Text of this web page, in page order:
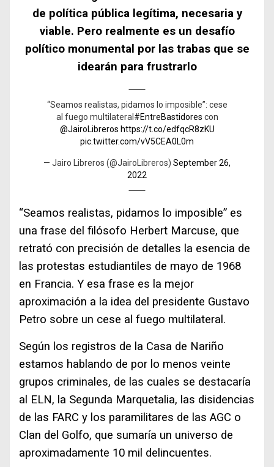
de política pública legítima, necesaria y
viable. Pero realmente es un desafío
político monumental por las trabas que se
idearán para frustrarlo
“Seamos realistas, pidamos lo imposible”: cese
al fuego multilateral #EntreBastidores con
@JairoLibreros https://t.co/edfqcR8zKU
pic.twitter.com/vV5CEA0L0m
— Jairo Libreros (@JairoLibreros) September 26,
2022
“Seamos realistas, pidamos lo imposible” es
una frase del filósofo Herbert Marcuse, que
retrató con precisión de detalles la esencia de
las protestas estudiantiles de mayo de 1968
en Francia. Y esa frase es la mejor
aproximación a la idea del presidente Gustavo
Petro sobre un cese al fuego multilateral.
Según los registros de la Casa de Nariño
estamos hablando de por lo menos veinte
grupos criminales, de las cuales se destacaría
al ELN, la Segunda Marquetalia, las disidencias
de las FARC y los paramilitares de las AGC o
Clan del Golfo, que sumaría un universo de
aproximadamente 10 mil delincuentes.